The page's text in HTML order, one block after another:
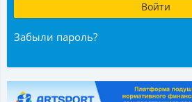
Забыли пароль?